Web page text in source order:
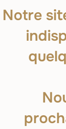
Notre